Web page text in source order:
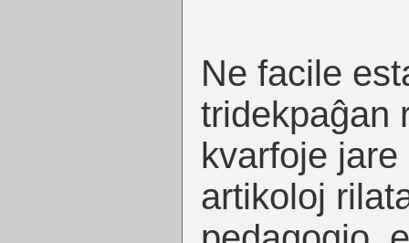
Ne facile
tridekpaĝan
kvarfoje
artikoloj